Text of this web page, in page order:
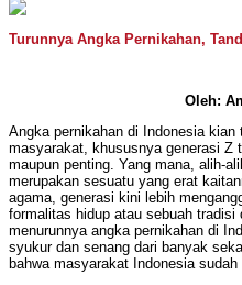
Turunnya Angka Pernikahan,
Oleh:
Angka pernikahan di Indonesia
masyarakat, khususnya generasi Z
maupun penting. Yang mana, alih-
merupakan sesuatu yang erat
agama, generasi kini lebih
formalitas hidup atau sebuah
menurunnya angka pernikahan di
syukur dan senang dari banyak
bahwa masyarakat Indonesia